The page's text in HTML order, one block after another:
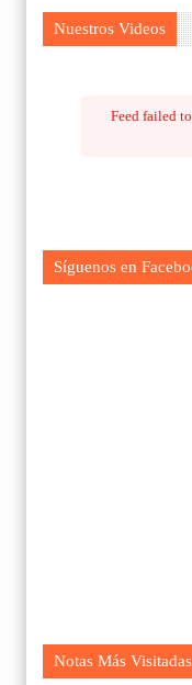
Nuestros Videos
Feed failed
Síguenos en
Notas Más Visitadas